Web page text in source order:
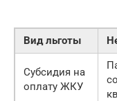
Вид льготы
Субсидия на
оплату ЖКУ